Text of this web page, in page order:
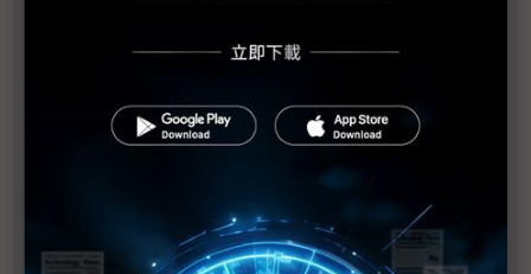
從DeepSeek到H200鬆綁 盤點NVIDIA 2025年十大
新的逆襲之路？ 業者估未來5~10年中國將竄出多家
未蒙其利先受其害 美國製造業景氣連9個月衰退